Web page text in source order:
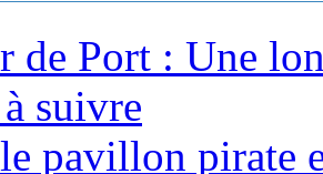
de Port : Une
suivre
pavillon pirate